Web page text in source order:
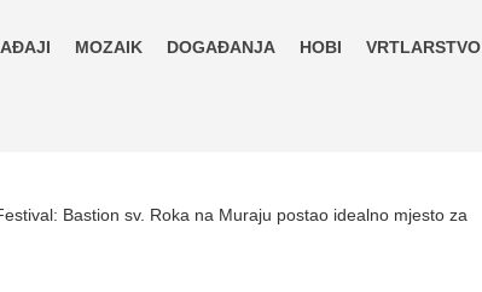
MOZAIK DOGAĐANJA HOBI VRTLARSTVO
Bastion sv. Roka na Muraju postao idealno mjesto za